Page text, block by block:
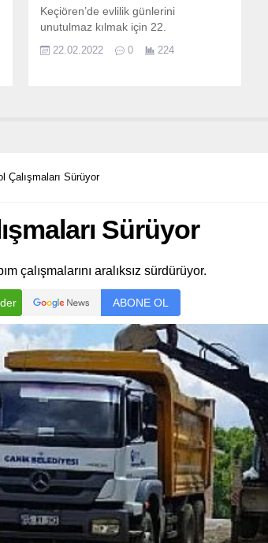
Keçiören’de evlilik günlerini
unutulmaz kılmak için 22.
22.02.2022 0 224
Çalışmaları Sürüyor
Sürüyor
çalışmalarını aralıksız sürdürüyor.
ABONE OL